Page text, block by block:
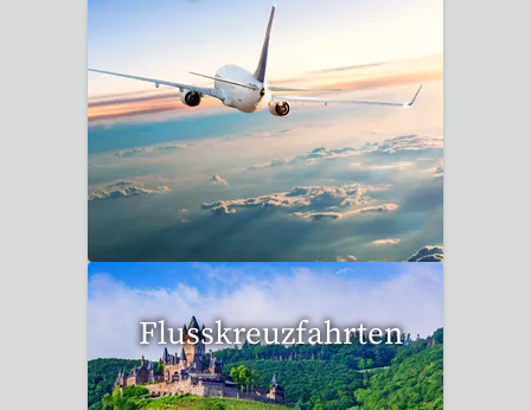
15 Reisen gefunden
Flusskreuzfahrten